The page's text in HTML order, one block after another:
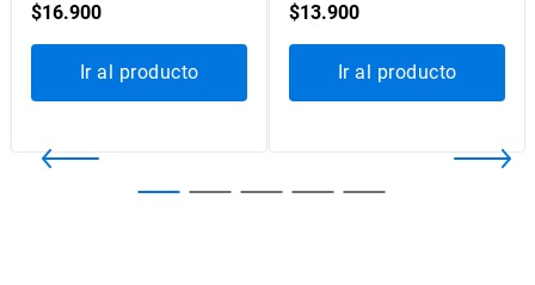
$16.900
Ir al producto
$13.900
Ir al producto